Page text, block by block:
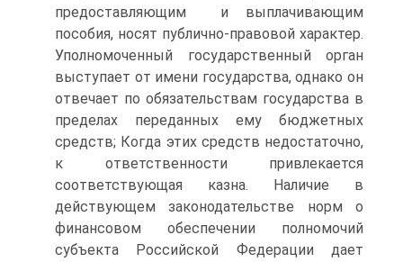
предоставляющим и выплачивающим
пособия, носят публично-правовой характер.
Уполномоченный государственный орган
выступает от имени государства, однако он
отвечает по обязательствам государства в
пределах переданных ему бюджетных
средств; Когда этих средств недостаточно,
к ответственности привлекается
соответствующая казна. Наличие в
действующем законодательстве норм о
финансовом обеспечении полномочий
субъекта Российской Федерации дает